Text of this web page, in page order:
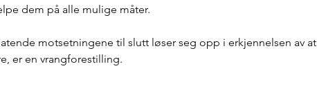
dem på alle mulige måter.
motsetningene til slutt løser seg opp i erkjennelsen av at
er en vrangforestilling.